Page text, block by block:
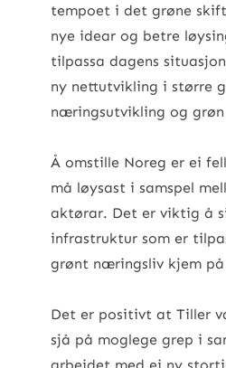
tempoet i det grøne
nye idear og betre
tilpassa dagens
ny nettutvikling i større
næringsutvikling og
Å omstille Noreg er ei
må løysast i samspel
aktørar. Det er viktig å
infrastruktur som er
grønt næringsliv kjem
Det er positivt at Tiller
sjå på moglege grep i
arbeidet med ei ny